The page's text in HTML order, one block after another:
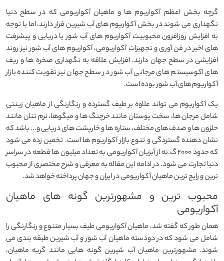
گرچه بخش اعظم آکواریوم ها و ماهیان آکواریومی که در سطح دنیا
نگهداری می شوند در بخش آکواریوم های آب شیرین قرار دارند، اما با توجه
به افزایش روزافزون محبوبیت آکواریوم های آب شور یا دریایی و پیشرفت
های اخیر در فن آوری و تجهیزات آکواریومی، آکواریوم های آب شور نیز روند
افزایشی در سطح جهان دارند. افزایش علاقه به نگهداری صخره ها و ریف
های اکوسیستم های مرجانی آب شور در سطح جهان نیز تقویت کننده بازار
آکواریوم های آب شور بوده است.
یک آکواریوم می تواند علاوه بر طیف گسترده و رنگارنگی از ماهیان زینتی
شامل مرجان ها، سخت پوستان مانند خرچنگ ها و میگوها، نرم تنان مانند
حلزون ها و صدف های مختلف، ستاره ها و خارپشت های دریایی و... باشد که
نشان دهنده گستردگی و تنوع بازار آکواریوم ها است. تخمین زده می شود
که حدود 2000 گ.نه از آبزیان آکواریومی به تعداد میلیون ها قطعه در سراسر
دنیا تجارت می شود. در ادامه این مقاله به معرفی و شرح مختصری از محبوب
ترین و رایج ترین ماهیان آکواریومی در ایران و جهان پرداخته خواهد شد.
محبوب ترین و مشهورترین گونه های ماهیان
آکواریومی
همان طور که گفته شد، ماهیان آکواریومی طیف بسیار متنوع و رنگارنگی را
شامل می شود که در دودسته ماهیان آب شور و آب شیرین طبقه بندی می
شوند. مشهورترین ماهیان آب شیرین گونه هایی مانند گربه ماهیان،